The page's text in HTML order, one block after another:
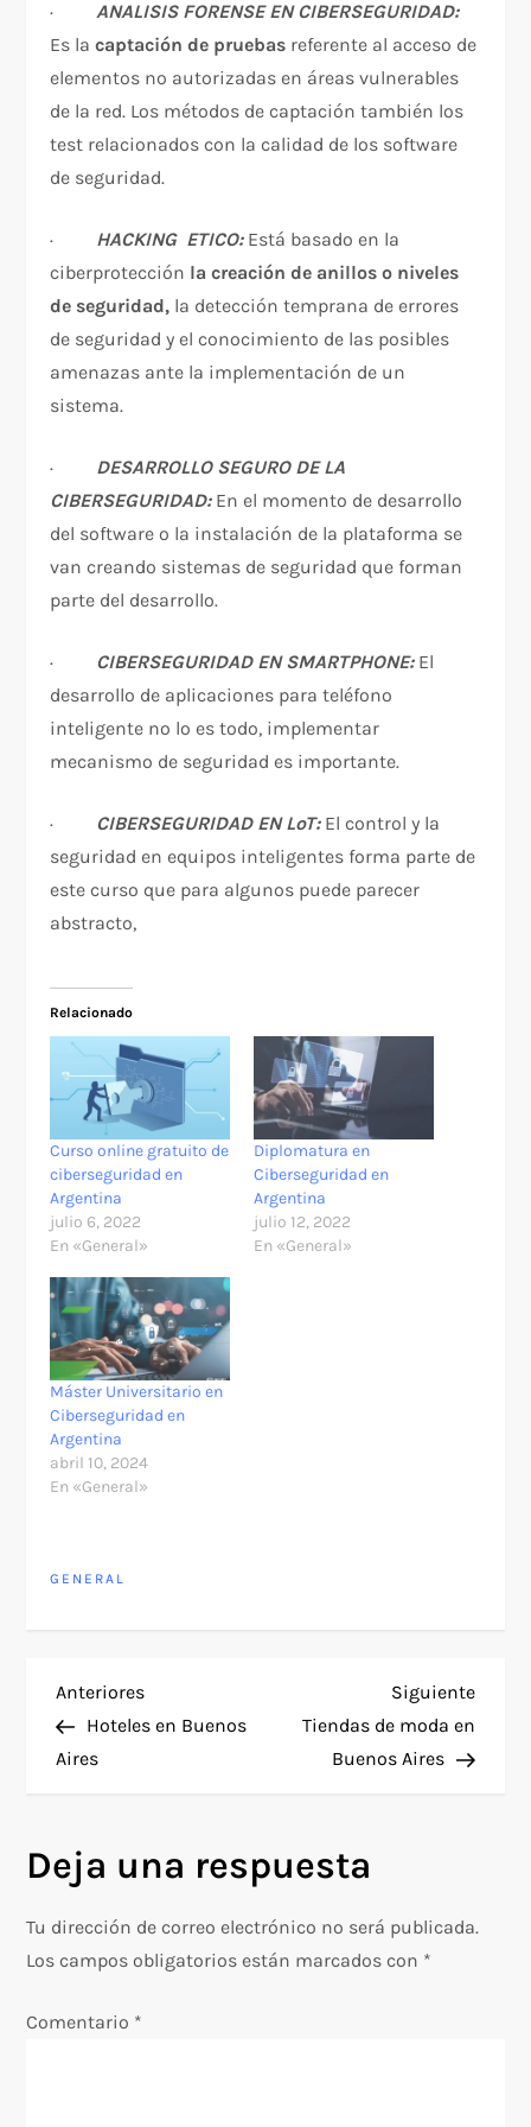
·ANALISIS FORENSE EN CIBERSEGURIDAD:
Es lacaptación de pruebas referente al acceso de
elementos no autorizadas en áreas vulnerables
de la red. Los métodos de captación también los
test relacionados con la calidad de los software
de seguridad.
· HACKING ETICO:Está basado en la
ciberprotección la creación de anillos o niveles
de seguridad, la detección temprana de errores
de seguridad y el conocimiento de las posibles
amenazas ante la implementación de un
sistema.
· DESARROLLO SEGURO DE LA
CIBERSEGURIDAD:En el momento de desarrollo
del software o la instalación de la plataforma se
van creando sistemas de seguridad que forman
parte del desarrollo.
· CIBERSEGURIDAD EN SMARTPHONE:El
desarrollo de aplicaciones para teléfono
inteligente no lo es todo, implementar
mecanismo de seguridad es importante.
· CIBERSEGURIDAD EN LoT:El control y la
seguridad en equipos inteligentes forma parte de
este curso que para algunos puede parecer
abstracto,
Relacionado
Curso online gratuito de
ciberseguridad en
Argentina
julio 6, 2022
En «General»
Diplomatura en
Ciberseguridad en
Argentina
julio 12, 2022
En «General»
Máster Universitario en
Ciberseguridad en
Argentina
abril 10, 2024
En «General»
GENERAL
N
a
e
g
a
c
Entrada
anterior
Anteriores
Hoteles en Buenos
Aires
Siguiente
Tiendas de moda en
Buenos Aires
Deja una respuesta
Tu dirección de correo electrónico no será publicada.
Los campos obligatorios están marcados con *
Comentario *